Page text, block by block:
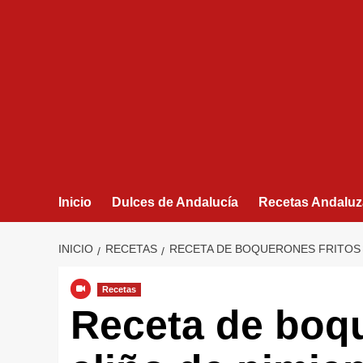
Inicio Dulces de Andalucía Recetas
INICIO RECETAS RECETA DE BOQUERONES
Recetas
Receta de